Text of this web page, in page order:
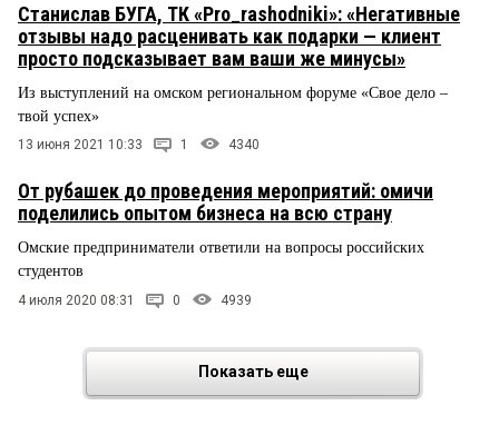
Станислав БУГА, ТК «Pro_rashodniki»: «Негативные
отзывы надо расценивать как подарки — клиент
просто подсказывает вам ваши же минусы»
Из выступлений на омском региональном форуме «Свое дело –
твой успех»
13 июня 2021 10:33 1 4340
От рубашек до проведения мероприятий: омичи
поделились опытом бизнеса на всю страну
Омские предприниматели ответили на вопросы российских
студентов
4 июля 2020 08:31 0 4939
Показать еще